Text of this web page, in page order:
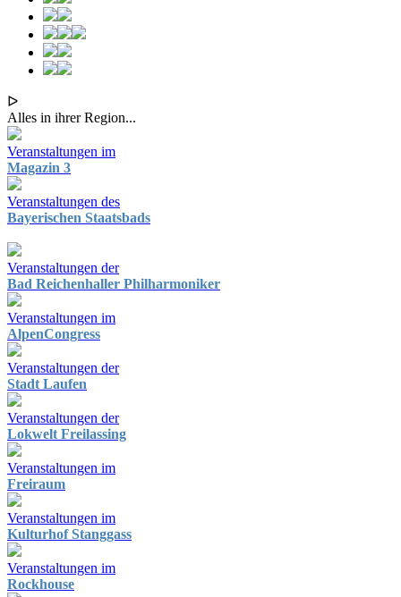
ᐅ
Alles in ihrer Region...
Veranstaltungen im
Magazin 3
Veranstaltungen des
Bayerischen Staatsbads
Veranstaltungen der
Bad Reichenhaller Philharmoniker
Veranstaltungen im
AlpenCongress
Veranstaltungen der
Stadt Laufen
Veranstaltungen der
Lokwelt Freilassing
Veranstaltungen im
Freiraum
Veranstaltungen im
Kulturhof Stanggass
Veranstaltungen im
Rockhouse